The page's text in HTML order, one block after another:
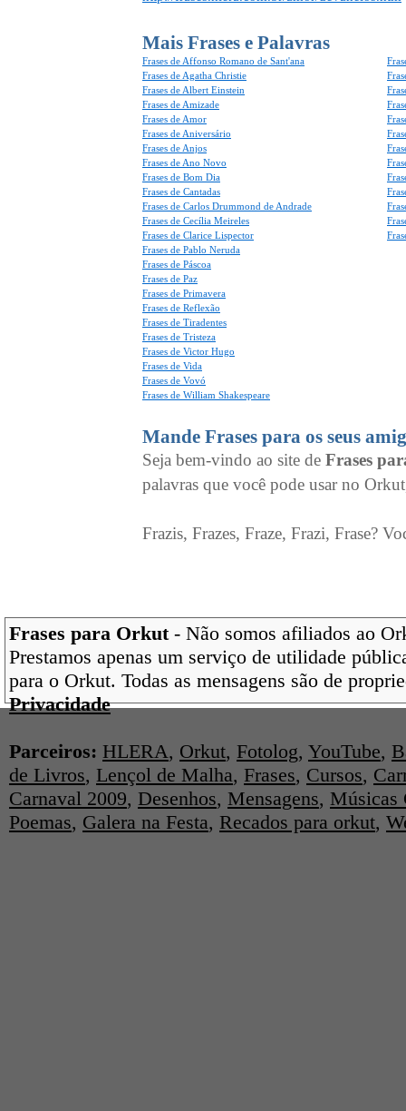
Mais Frases e Palavras
Frases de Affonso Romano de Sant'ana
Frases de Agatha Christie
Frases de Albert Einstein
Frases de Amizade
Frases de Amor
Frases de Aniversário
Frases de Anjos
Frases de Ano Novo
Frases de Bom Dia
Frases de Cantadas
Frases de Carlos Drummond de Andrade
Frases de Cecília Meireles
Frases de Clarice Lispector
Frases de Pablo Neruda
Frases de Páscoa
Frases de Paz
Frases de Primavera
Frases de Reflexão
Frases de Tiradentes
Frases de Tristeza
Frases de Victor Hugo
Frases de Vida
Frases de Vovó
Frases de William Shakespeare
Mande Frases para os seus
Seja bem-vindo ao site de Frases
palavras que você pode usar no
Frazis, Frazes, Fraze, Frazi, Frase?
Frases para Orkut- Não somos afiliados ao
Prestamos apenas um serviço de utilidade
para o Orkut. Todas as mensagens são de
Privacidade
Parceiros: HLERA, Orkut, Fotolog, YouTube,
de Livros, Lençol de Malha, Frases, Cursos,
Carnaval 2009, Desenhos, Mensagens, Músicas
Poemas, Galera na Festa, Recados para orkut,